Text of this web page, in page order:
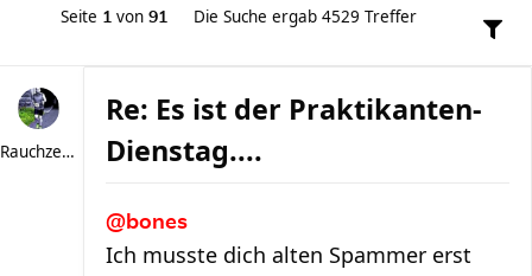
Seite 1 von 91 Die Suche ergab 4529 Treffer
Rauchzeichen
Re: Es ist der Praktikanten-
Dienstag....
@bones
Ich musste dich alten Spammer erst